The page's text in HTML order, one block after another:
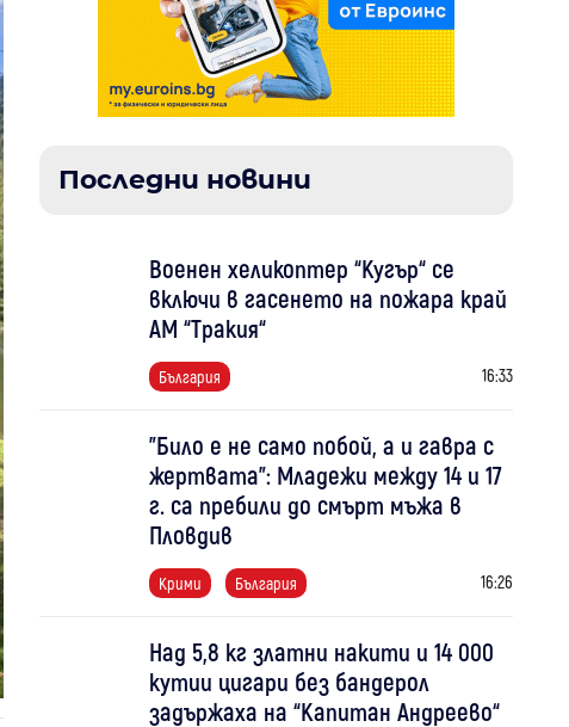
Последни новини
Военен хеликоптер “Кугър“ се
включи в гасенето на пожара край
АМ “Тракия“
България 16:33
"Било е не само побой, а и гавра с
жертвата": Младежи между 14 и 17
г. са пребили до смърт мъжа в
Пловдив
Крими България 16:26
Над 5,8 кг златни накити и 14 000
кутии цигари без бандерол
задържаха на “Капитан Андреево“